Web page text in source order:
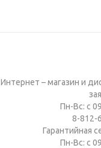
Интернет – магазин и
Пн-Вс: с
8-812-
Гарантийная
Пн-Вс: с